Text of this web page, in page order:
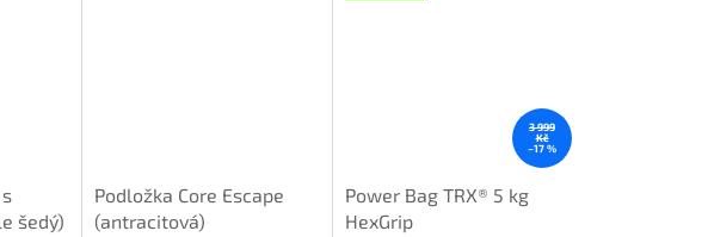
šedý)
Podložka Core Escape
(antracitová)
3 999
Kč
–17 %
Power Bag TRX® 5 kg
HexGrip